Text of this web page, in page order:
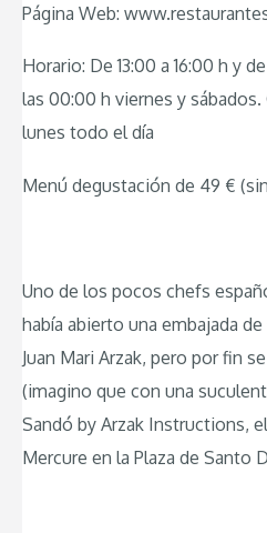
Página Web:
Horario: De 13:00 a 16:00 h y
las 00:00 h viernes y
lunes todo el día
Menú degustación de 49 €
Uno de los pocos chefs
había abierto una embajada
Juan Mari Arzak, pero por fin
(imagino que con una
Sandó by Arzak Instructions,
Mercure en la Plaza de Santo